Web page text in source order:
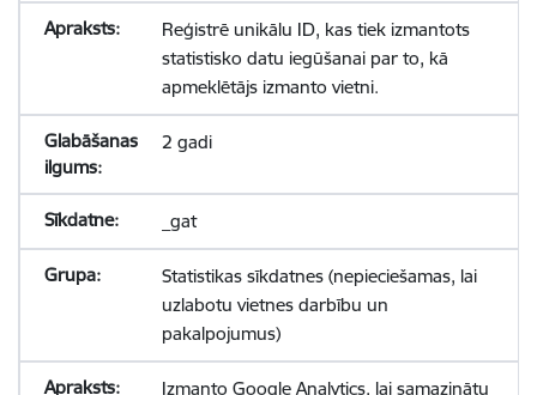
Reģistrē unikālu ID, kas tiek izmantots
statistisko datu iegūšanai par to, kā
apmeklētājs izmanto vietni.
2 gadi
_gat
Statistikas sīkdatnes (nepieciešamas, lai
uzlabotu vietnes darbību un
pakalpojumus)
Izmanto Google Analytics, lai samazinātu